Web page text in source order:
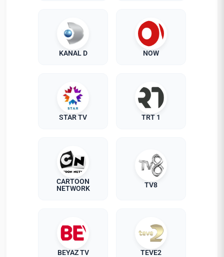
KANAL D NOW
STAR TV TRT 1
CARTOON
NETWORK
TV8
BEYAZ TV TEVE2